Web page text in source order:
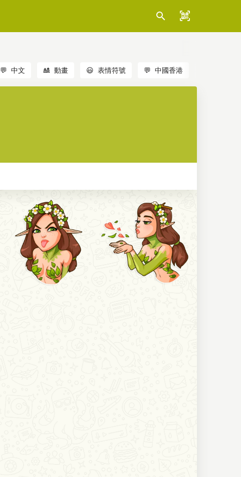
💬 中文 🎎 動畫 😃 表情符號 💬 中國香港